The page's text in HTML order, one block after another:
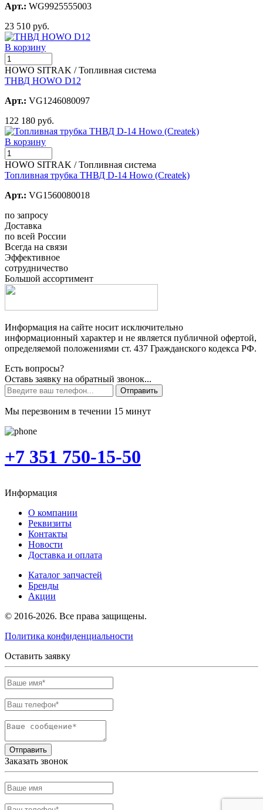
Арт.: WG9925555003
23 510 руб.
В корзину
HOWO SITRAK / Топливная система
ТНВД HOWO D12
Арт.: VG1246080097
122 180 руб.
В корзину
HOWO SITRAK / Топливная система
Топливная трубка ТНВД D-14 Howo (Createk)
Арт.: VG1560080018
по запросу
Доставка
по всей России
Всегда на связи
Эффективное
сотрудничество
Большой ассортимент
Информация на сайте носит исключительно
информационный характер и не является публичной офертой,
определяемой положениями ст. 437 Гражданского кодекса РФ.
Есть вопросы?
Оставь заявку на обратный звонок...
Отправить
Мы перезвоним в течении 15 минут
+7 351 750-15-50
Информация
О компании
Реквизиты
Контакты
Новости
Доставка и оплата
Каталог запчастей
Бренды
Акции
© 2016-2026. Все права защищены.
Политика конфиденциальности
Оставить заявку
Отправить
Заказать звонок